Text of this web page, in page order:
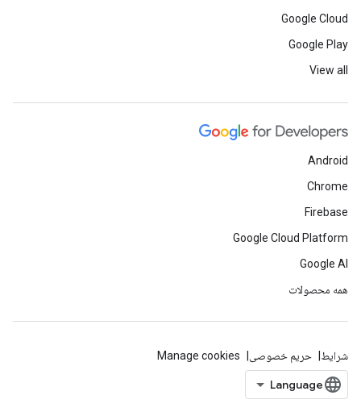
Google Cloud
Google Play
View all
Android
Chrome
Firebase
Google Cloud Platform
Google AI
همه محصولات
شرایط حریم خصوصی Manage cookies